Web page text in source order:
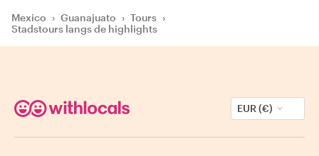
Mexico › Guanajuato › Tours ›
Stadstours langs de highlights
EUR (€)